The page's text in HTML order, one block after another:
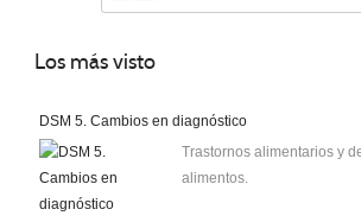
Los más visto
DSM 5. Cambios en diagnóstico
Trastornos alimentarios y
alimentos.